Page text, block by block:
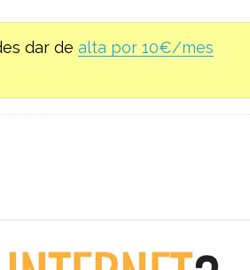
dar de alta por 10€/mes